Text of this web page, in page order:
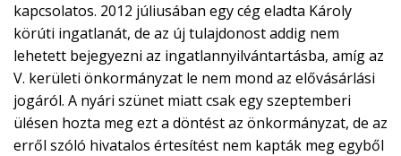
kapcsolatos. 2012 júliusában egy cég eladta Károly
körúti ingatlanát, de az új tulajdonost addig nem
lehetett bejegyezni az ingatlannyilvántartásba, amíg az
V. kerületi önkormányzat le nem mond az elővásárlási
jogáról. A nyári szünet miatt csak egy szeptemberi
ülésen hozta meg ezt a döntést az önkormányzat, de az
erről szóló hivatalos értesítést nem kapták meg egyből